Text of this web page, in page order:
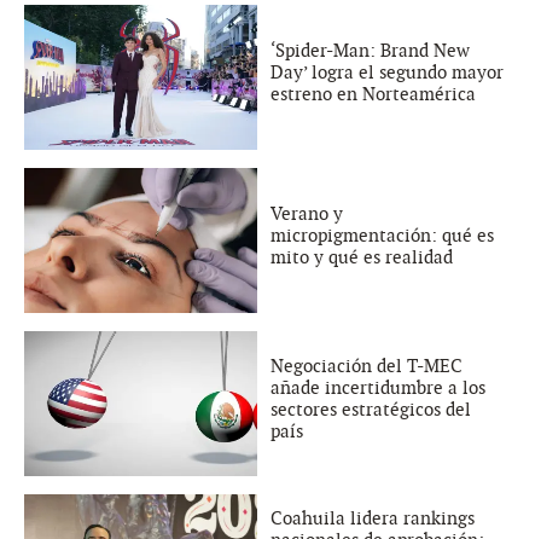
‘Spider-Man: Brand New
Day’ logra el segundo mayor
estreno en Norteamérica
Verano y
micropigmentación: qué es
mito y qué es realidad
Negociación del T-MEC
añade incertidumbre a los
sectores estratégicos del
país
Coahuila lidera rankings